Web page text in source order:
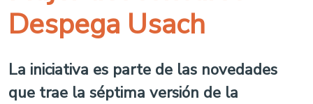
Despega Usach
La iniciativa es parte de las novedades
que trae la séptima versión de la